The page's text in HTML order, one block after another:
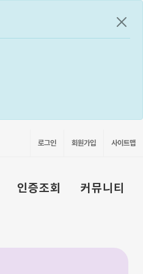
공지
로그인 회원가입 사이트맵
인증조회 커뮤니티